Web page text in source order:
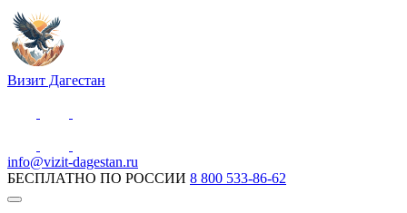
Визит Дагестан
info@vizit-dagestan.ru
БЕСПЛАТНО ПО РОССИИ 8 800 533-86-62